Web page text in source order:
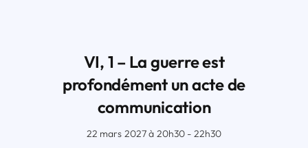
VI, 1 – La guerre est
profondément un acte de
communication
22 mars 2027 à 20h30 - 22h30